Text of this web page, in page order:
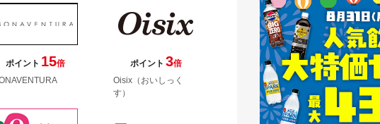
ポイント 15倍
ポイント 3倍
Oisix（おいしっく
す）